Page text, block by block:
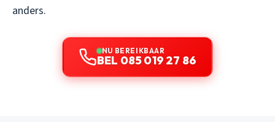
anders.
NU BEREIKBAAR
BEL 085 019 27 86